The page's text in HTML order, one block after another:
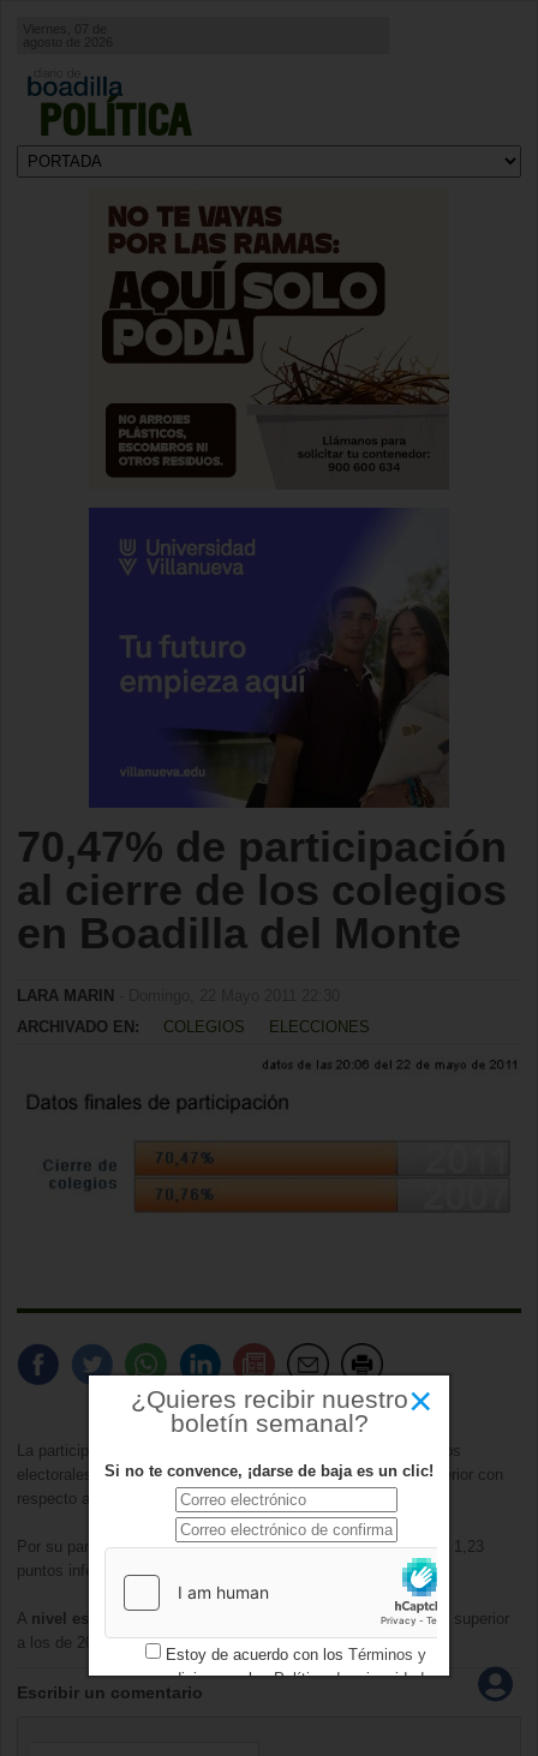
POLÍTICA
agosto de 2026
70,47% de participación
al cierre de los colegios
en Boadilla del Monte
LARA MARIN
ARCHIVADO EN:
COLEGIOS ELECCIONES
La participación en
al cierre de los colegios
electorales se situó finalmente en un70,47%, 0,29 puntos inferior con
respecto a la participación de 2007.
Por su parte, enlaComunidad de Madrid fue de un64,87%,
1,23
puntos inferior con respecto a la participación de 2007.
A nivel estatal 49,9%, un 0,9% superior
a los de 2007.
Escribir un comentario
×
¿Quieres recibir nuestro
boletín semanal?
Si no te convence, ¡darse de baja es un clic!
Estoy de acuerdo con los Términos y
condicionesy losPolítica de privacidad